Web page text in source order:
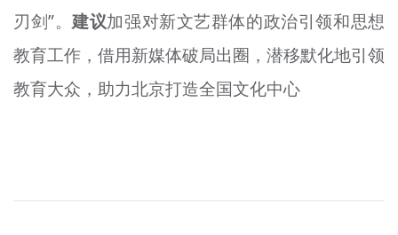
刃剑”。建议加强对新文艺群体的政治引领和思想
教育工作，借用新媒体破局出圈，潜移默化地引领
教育大众，助力北京打造全国文化中心